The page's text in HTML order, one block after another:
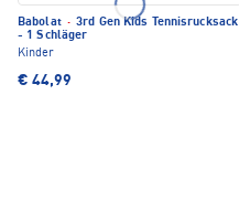
Babolat · 3rd Gen Kids Tennisrucksack
- 1 Schläger
Kinder
€ 44,99